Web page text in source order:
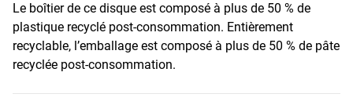
Le boîtier de ce disque est composé à plus de 50 % de
plastique recyclé post-consommation. Entièrement
recyclable, l’emballage est composé à plus de 50 % de pâte
recyclée post-consommation.